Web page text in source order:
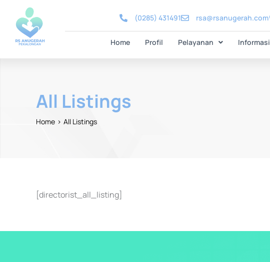
content
(0285) 431491 rsa@rsanugerah.com
Home Profil Pelayanan Informasi
All Listings
Home All Listings
[directorist_all_listing]